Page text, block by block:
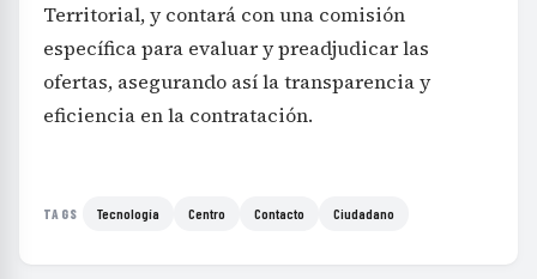
Territorial, y contará con una comisión
específica para evaluar y preadjudicar las
ofertas, asegurando así la transparencia y
eficiencia en la contratación.
TAGS Tecnología Centro Contacto Ciudadano